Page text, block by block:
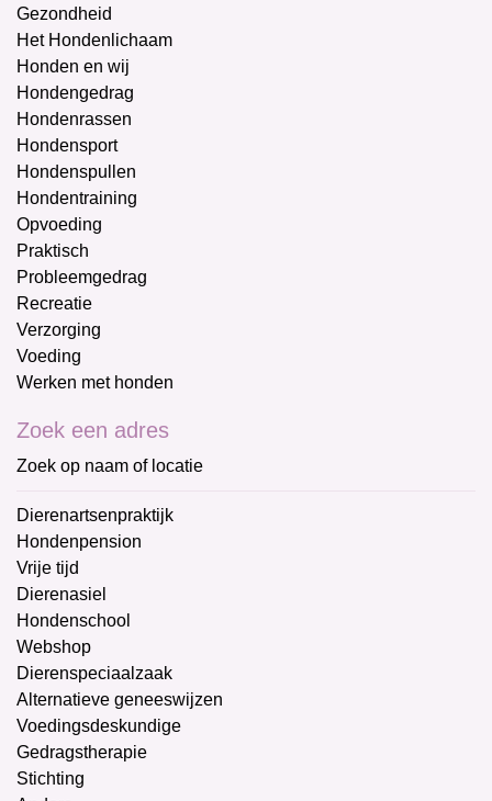
Gezondheid
Het Hondenlichaam
Honden en wij
Hondengedrag
Hondenrassen
Hondensport
Hondenspullen
Hondentraining
Opvoeding
Praktisch
Probleemgedrag
Recreatie
Verzorging
Voeding
Werken met honden
Zoek een adres
Zoek op naam of locatie
Dierenartsenpraktijk
Hondenpension
Vrije tijd
Dierenasiel
Hondenschool
Webshop
Dierenspeciaalzaak
Alternatieve geneeswijzen
Voedingsdeskundige
Gedragstherapie
Stichting